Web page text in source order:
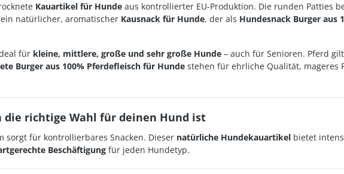
Kauartikel für Hunde aus kontrollierter EU-Produktion. Die runden Patties
natürlicher, aromatischer Kausnack für Hunde, der als Hundesnack Burger aus
für kleine, mittlere, große und sehr große Hunde – auch für Senioren. Pferd
Burger aus 100% Pferdefleisch für Hunde stehen für ehrliche Qualität, mageres
die richtige Wahl für deinen Hund ist
sorgt für kontrollierbares Snacken. Dieser natürliche Hundekauartikel bietet
Beschäftigung für jeden Hundetyp.